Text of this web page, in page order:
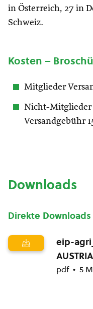
in Österreich, 27 in
Schweiz.
Kosten –
Mitglieder
Nicht-Mitglieder
Versandgebühr
Downloads
Direkte Downloads
eip-
pdf 5